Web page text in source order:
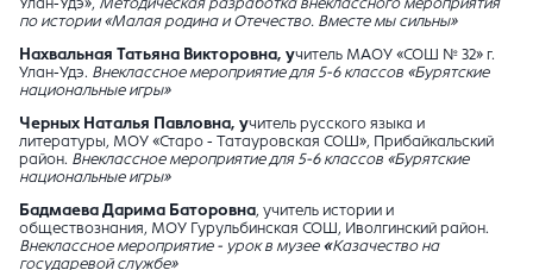
Улан-Удэ», Методическая разработка внеклассного мероприятия
по истории «Малая родина и Отечество. Вместе мы сильны»
Нахвальная Татьяна Викторовна, учитель МАОУ «СОШ № 32» г.
Улан-Удэ. Внеклассное мероприятие для 5-6 классов «Бурятские
национальные игры»
Черных Наталья Павловна, учитель русского языка и
литературы, МОУ «Старо - Татауровская СОШ», Прибайкальский
район. Внеклассное мероприятие для 5-6 классов «Бурятские
национальные игры»
Бадмаева Дарима Баторовна, учитель истории и
обществознания, МОУ Гурульбинская СОШ, Иволгинский район.
Внеклассное мероприятие - урок в музее «Казачество на
государевой службе»